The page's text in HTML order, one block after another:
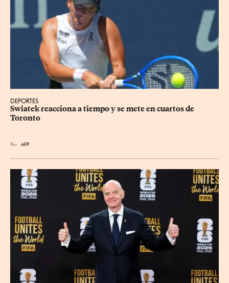
DEPORTES
Swiatek reacciona a tiempo y se mete en cuartos de
Toronto
Por AFP